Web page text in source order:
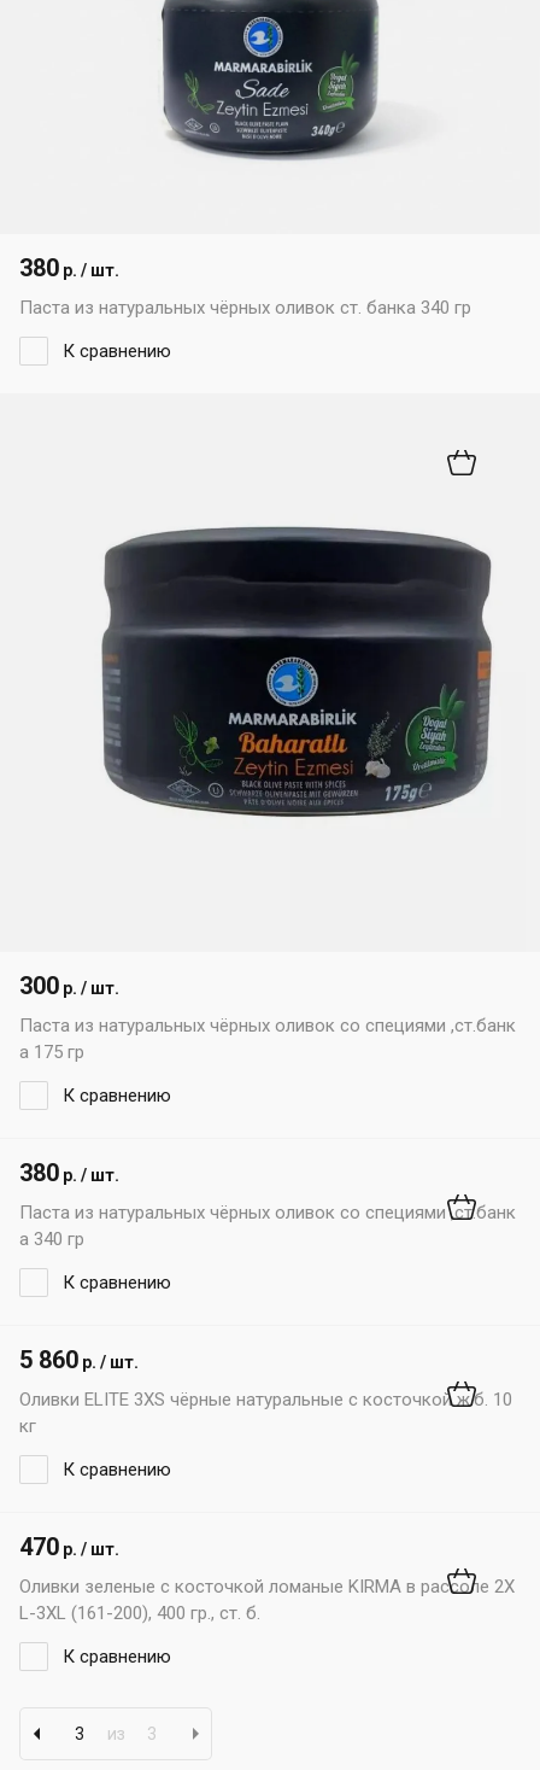
Паста из натуральных чёрных оливок ст. банка 340 гр
380 р. / шт.
К сравнению
Паста из натуральных чёрных оливок со специями ,ст.банк
а 175 гр
300 р. / шт.
К сравнению
Паста из натуральных чёрных оливок со специями ,ст.банк
а 340 гр
380 р. / шт.
К сравнению
Оливки ELITE 3XS чёрные натуральные с косточкой ж.б. 10
кг
5 860 р. / шт.
К сравнению
Оливки зеленые с косточкой ломаные KIRMA в рассоле 2X
L-3XL (161-200), 400 гр., ст. б.
470 р. / шт.
К сравнению
3 из 3